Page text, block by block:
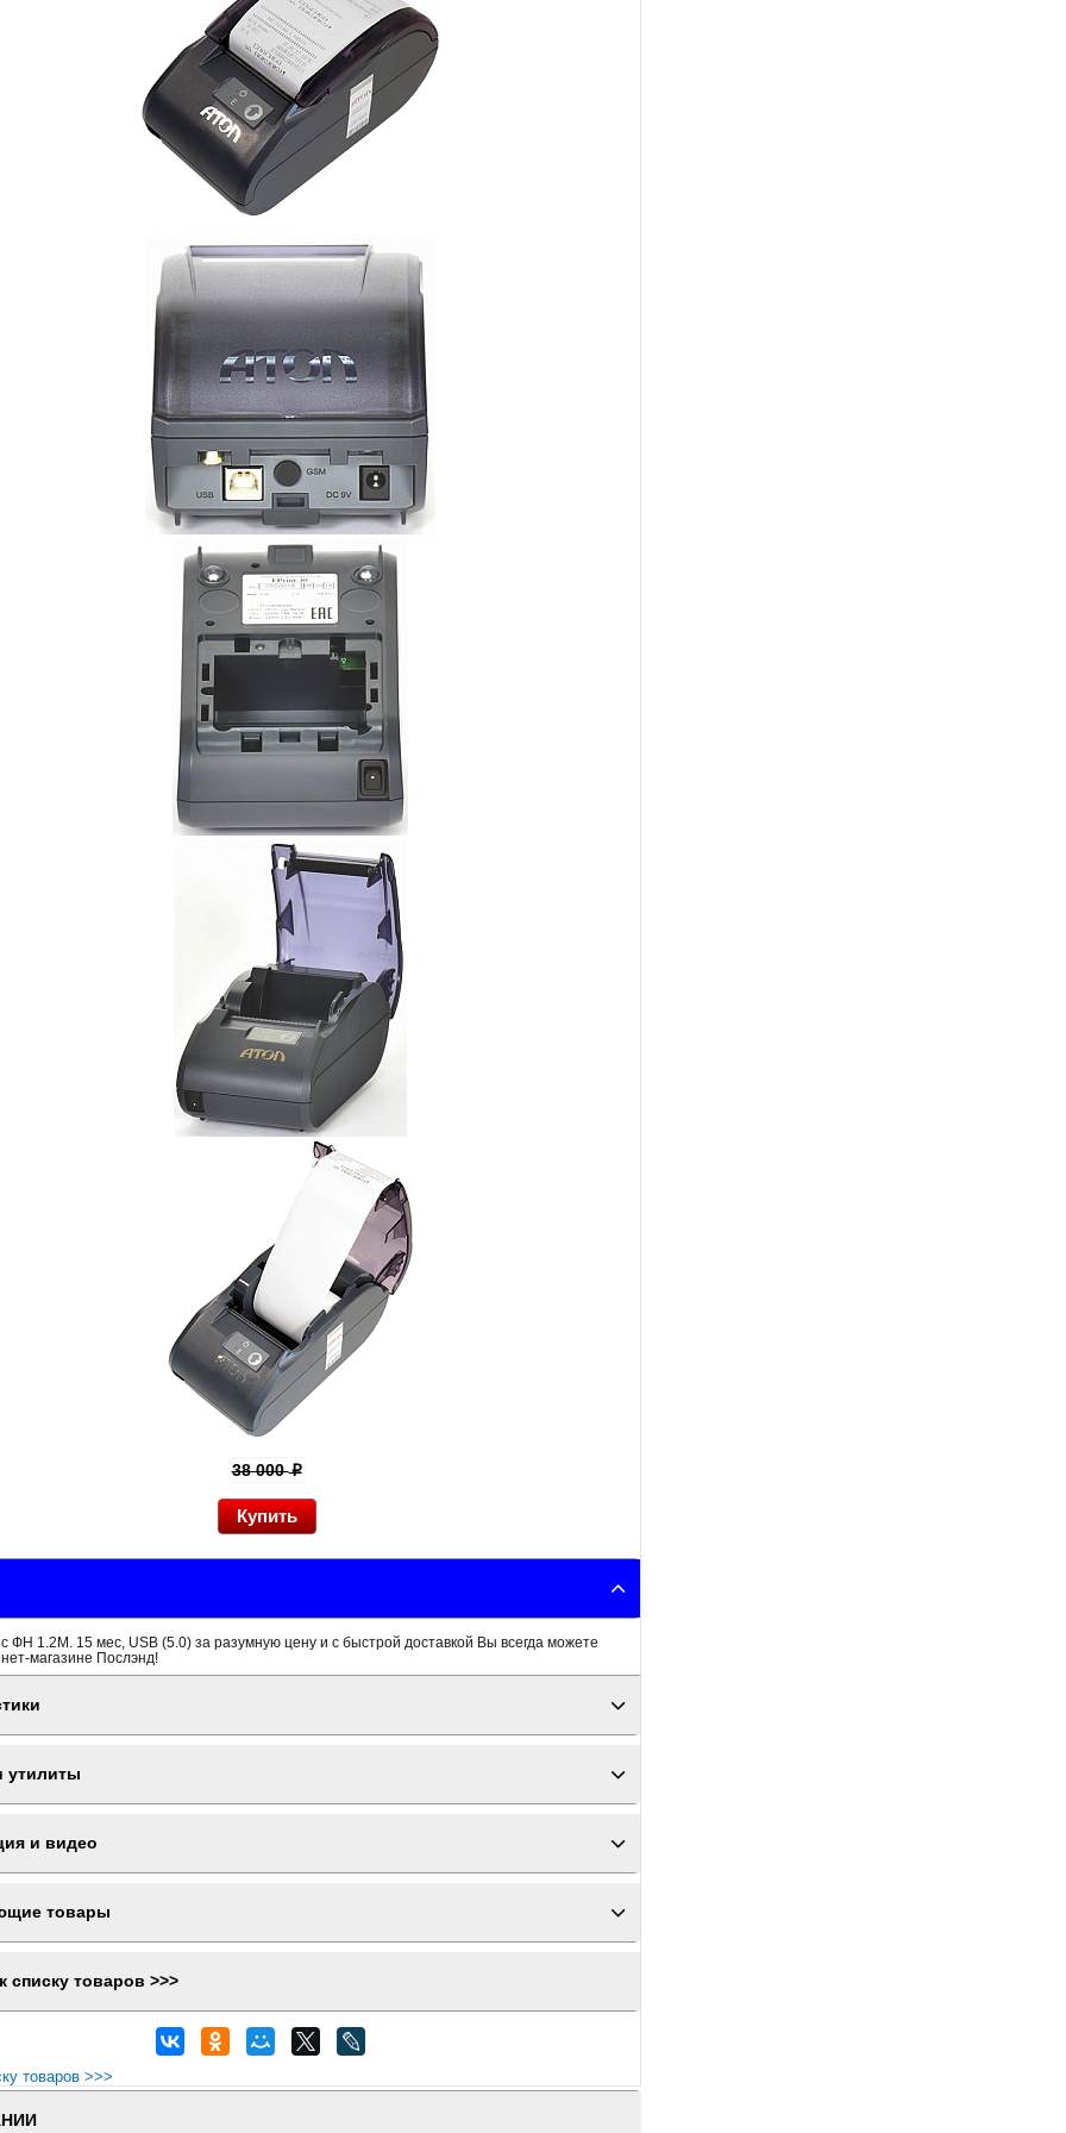
38 000p
ФН 1.2М. 15 мес, USB (5.0) за разумную цену и с быстрой доставкой Вы всегда можете
магазине Послэнд!
утилиты
и видео
товары
списку товаров >>>
товаров >>>